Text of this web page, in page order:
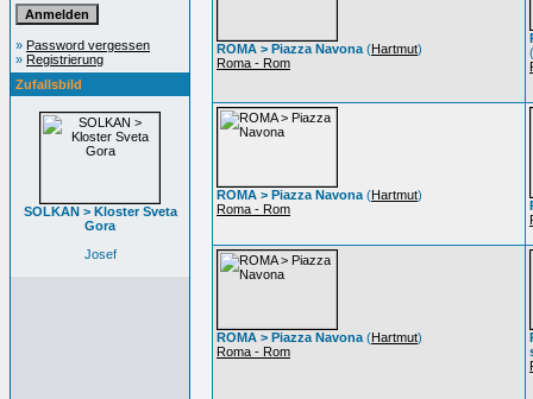
» Password vergessen
» Registrierung
Zufallsbild
SOLKAN > Kloster Sveta
Gora
Josef
ROMA > Piazza Navona (Hartmut)
Roma - Rom
(
ROMA > Piazza Navona (Hartmut)
Roma - Rom
ROMA > Piazza Navona (Hartmut)
Roma - Rom